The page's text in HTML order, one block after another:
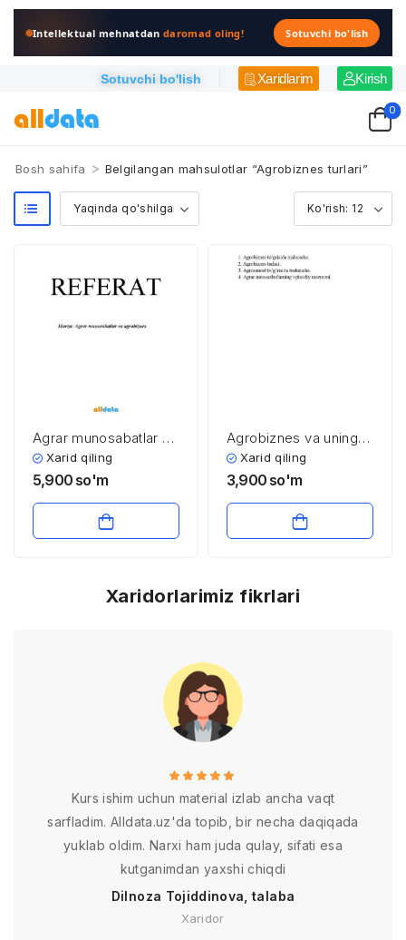
Intellektual mehnatdandaromad oling! Sotuvchi bo'lish
Sotuvchi bo'lish Xaridlarim Kirish
0
Bosh sahifa > Belgilangan mahsulotlar “Agrobiznes turlari”
Agrar munosabatlar va
agrobiznes
Xarid qiling
5,900 so'm
Agrobiznes va uning
turlari
Xarid qiling
3,900 so'm
Xaridorlarimiz fikrlari
Kurs ishim uchun material izlab ancha vaqt
sarfladim. Alldata.uz'da topib, bir necha daqiqada
yuklab oldim. Narxi ham juda qulay, sifati esa
kutganimdan yaxshi chiqdi
Dilnoza Tojiddinova, talaba
Xaridor